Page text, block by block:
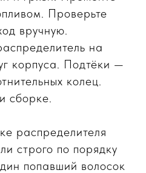
Проверьте
вручную.
на
корпуса. Подтёки —
колец.
сборке.
распределителя
строго по порядку
попавший волосок